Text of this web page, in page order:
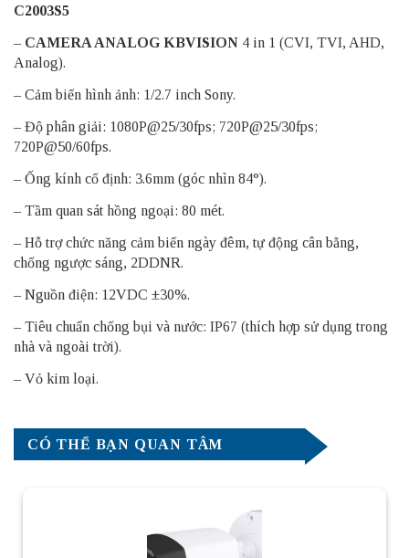
C2003S5
– CAMERA ANALOG KBVISION 4 in 1 (CVI, TVI, AHD,
Analog).
– Cảm biến hình ảnh: 1/2.7 inch Sony.
– Độ phân giải: 1080P@25/30fps; 720P@25/30fps;
720P@50/60fps.
– Ống kính cố định: 3.6mm (góc nhìn 84°).
– Tầm quan sát hồng ngoại: 80 mét.
– Hỗ trợ chức năng cảm biến ngày đêm, tự động cân bằng,
chống ngược sáng, 2DDNR.
– Nguồn điện: 12VDC ±30%.
– Tiêu chuẩn chống bụi và nước: IP67 (thích hợp sử dụng trong
nhà và ngoài trời).
– Vỏ kim loại.
CÓ THỂ BẠN QUAN TÂM